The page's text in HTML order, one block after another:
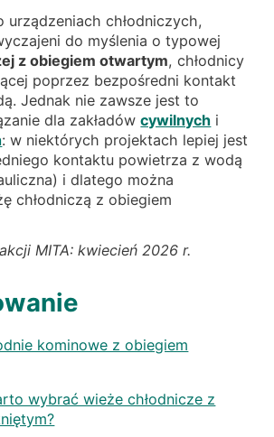
urządzeniach chłodniczych,
do myślenia o typowej
z obiegiem otwartym, chłodnicy
poprzez bezpośredni kontakt
Jednak nie zawsze jest to
dla zakładówcywilnych i
: w niektórych projektach lepiej jest
kontaktu powietrza z wodą
i dlatego można
chłodniczą z obiegiem
MITA: kwiecień 2026 r.
kominowe z obiegiem
wybrać wieże chłodnicze z